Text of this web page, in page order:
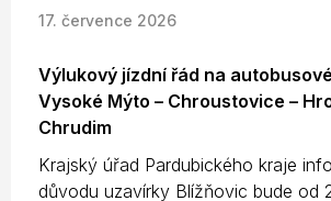
17. července 2026
Výlukový jízdní řád na
Vysoké Mýto – Chroustovice –
Chrudim
Krajský úřad Pardubického kraje
důvodu uzavírky Blížňovic bude od